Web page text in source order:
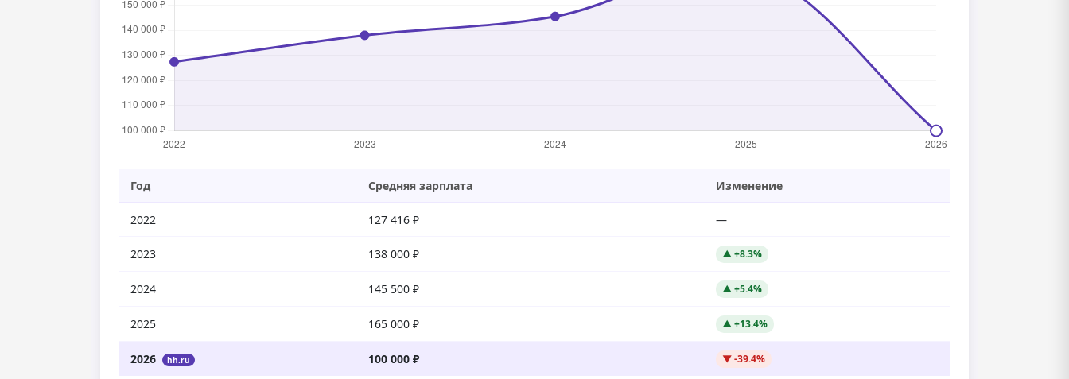
Год Средняя зарплата Изменение
2022 127 416 ₽ —
2023 138 000 ₽ ▲ +8.3%
2024 145 500 ₽ ▲ +5.4%
2025 165 000 ₽ ▲ +13.4%
2026 hh.ru 100 000 ₽ ▼ -39.4%